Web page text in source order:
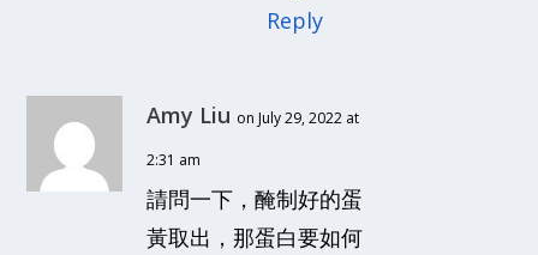
Reply
Amy Liu on July 29, 2022 at
2:31 am
請問一下，醃制好的蛋
黃取出，那蛋白要如何